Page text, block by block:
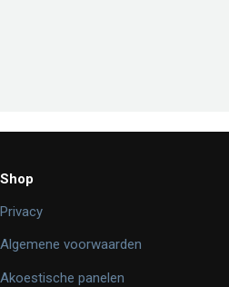
Shop
Privacy
Algemene voorwaarden
Akoestische panelen